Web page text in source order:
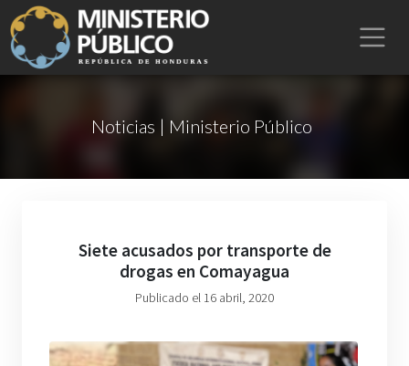
Noticias | Ministerio Público
Siete acusados por transporte de
drogas en Comayagua
Publicado el 16 abril, 2020